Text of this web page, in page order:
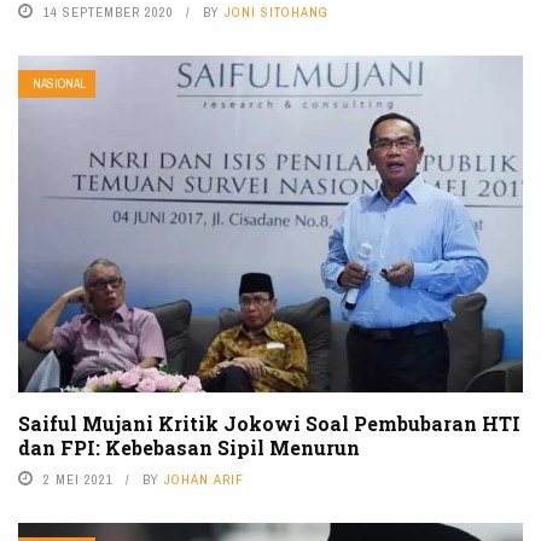
14 SEPTEMBER 2020 BY JONI SITOHANG
NASIONAL
Saiful Mujani Kritik Jokowi Soal Pembubaran HTI
dan FPI: Kebebasan Sipil Menurun
2 MEI 2021 BY JOHAN ARIF